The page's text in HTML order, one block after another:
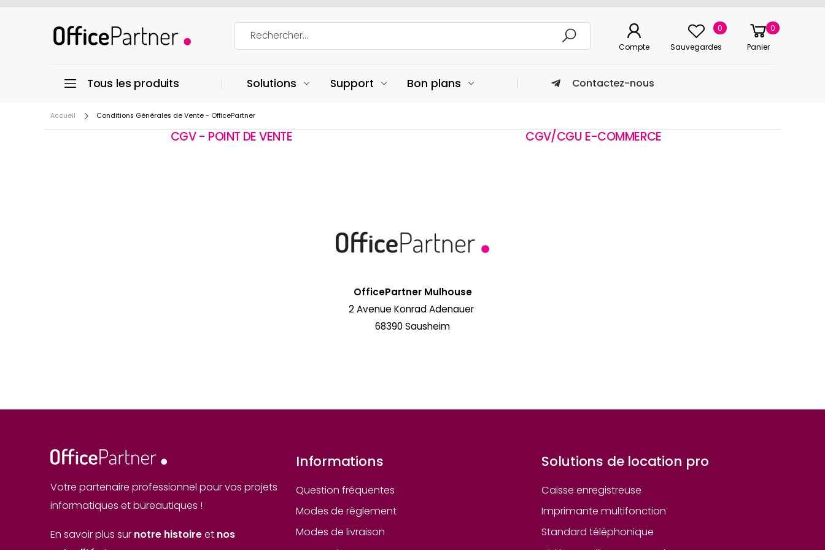
Compte
0
Sauvegardes
0
Panier
Tous les produits Solutions Support Bon plans Contactez-nous
Accueil Conditions Générales de Vente - OfficePartner
CGV - POINT DE VENTE CGV/CGU E-COMMERCE
OfficePartner Mulhouse
2 Avenue Konrad Adenauer
68390 Sausheim
Votre partenaire professionnel pour vos projets
informatiques et bureautiques !
En savoir plus sur notre histoireet nos
Informations
Question fréquentes
Modes de règlement
Modes de livraison
Solutions de location pro
Caisse enregistreuse
Imprimante multifonction
Standard téléphonique